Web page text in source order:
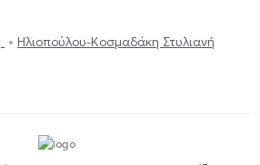
Ηλιοπούλου-Κοσμαδάκη Στυλιανή